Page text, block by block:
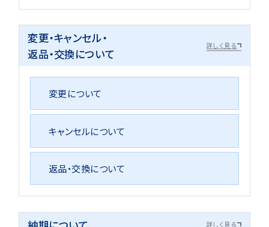
変更・キャンセル・
返品・交換について
詳しく見る
変更について
キャンセルについて
返品・交換について
詳しく見る